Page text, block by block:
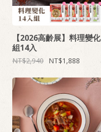
【2026高齡展】料理變化
組14入
2,940 1,888